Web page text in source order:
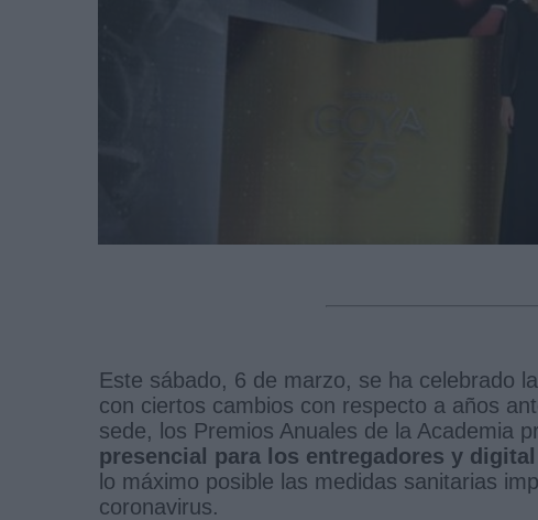
Este sábado, 6 de marzo, se ha celebrado la
con ciertos cambios con respecto a años
sede, los Premios Anuales de la Academia
presencial para los entregadores y
lo máximo posible las medidas sanitarias
coronavirus.